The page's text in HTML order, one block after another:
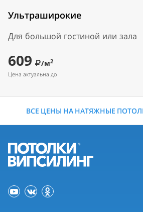
Ультраширокие
Для большой гостиной или зала
609 /м2
Цена актуальна до
ВСЕ ЦЕНЫ НА НАТЯЖНЫЕ